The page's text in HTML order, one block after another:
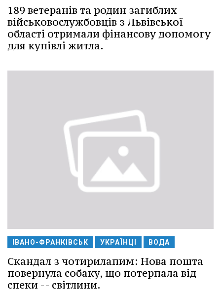
189 ветеранів та родин загиблих
військовослужбовців з Львівської
області отримали фінансову допомогу
для купівлі житла.
ІВАНО-ФРАНКІВСЬК УКРАЇНЦІ ВОДА
Скандал з чотирилапим: Нова пошта
повернула собаку, що потерпала від
спеки -- світлини.